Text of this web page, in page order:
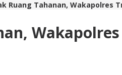
Ruang Tahanan, Wakapolres